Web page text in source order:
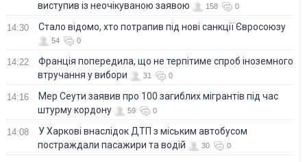
виступив із неочікуваною заявою
158 0
14:30 Стало відомо, хто потрапив під нові санкції Євросоюзу
54 0
14:22
Франція попередила, що не терпітиме спроб іноземного
втручання у вибори
31 0
14:16
Мер Сеути заявив про 100 загиблих мігрантів під час
штурму кордону
59 0
14:08
У Харкові внаслідок ДТП з міським автобусом
постраждали пасажири та водій
30 0